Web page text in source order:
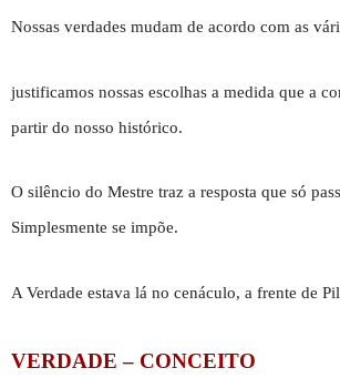
Nossas verdades mudam de acordo com as
justificamos nossas escolhas a medida que a
partir do nosso histórico.
O silêncio do Mestre traz a resposta que só
Simplesmente se impõe.
A Verdade estava lá no cenáculo, a frente de
VERDADE – CONCEITO